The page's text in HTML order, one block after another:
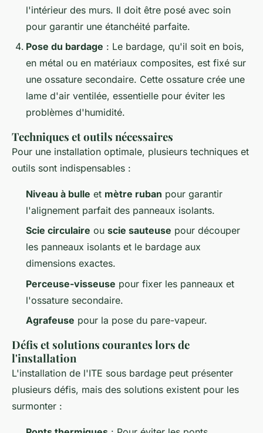
l'intérieur des murs. Il doit être posé avec soin
pour garantir une étanchéité parfaite.
Pose du bardage : Le bardage, qu'il soit en bois,
en métal ou en matériaux composites, est fixé sur
une ossature secondaire. Cette ossature crée une
lame d'air ventilée, essentielle pour éviter les
problèmes d'humidité.
Techniques et outils nécessaires
Pour une installation optimale, plusieurs techniques et
outils sont indispensables :
Niveau à bulle et mètre ruban pour garantir
l'alignement parfait des panneaux isolants.
Scie circulaire ou scie sauteuse pour découper
les panneaux isolants et le bardage aux
dimensions exactes.
Perceuse-visseuse pour fixer les panneaux et
l'ossature secondaire.
Agrafeuse pour la pose du pare-vapeur.
Défis et solutions courantes lors de
l'installation
L'installation de l'ITE sous bardage peut présenter
plusieurs défis, mais des solutions existent pour les
surmonter :